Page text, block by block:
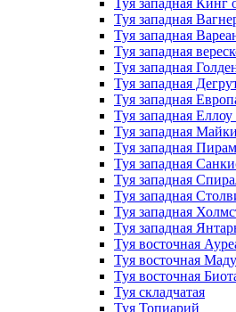
Туя западная Кинг
Туя западная
Туя западная
Туя западная
Туя западная
Туя западная
Туя западная
Туя западная
Туя западная
Туя западная
Туя западная
Туя западная
Туя западная
Туя западная
Туя западная
Туя восточная
Туя восточная
Туя восточная
Туя складчатая
Туя Топиарий